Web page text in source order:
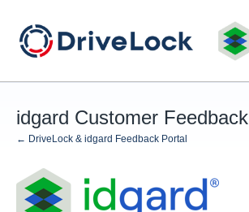
to
content
idgard Customer Feedback
← DriveLock & idgard Feedback Portal